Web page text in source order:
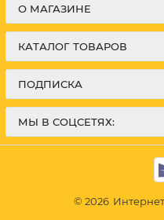
О МАГАЗИНЕ
КАТАЛОГ ТОВАРОВ
ПОДПИСКА
МЫ В СОЦСЕТЯХ:
© 2026